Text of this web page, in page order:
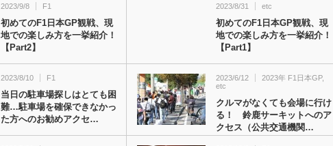
2023/9/8 F1
初めてのF1日本GP観戦、現
地での楽しみ方を一挙紹介！
【Part2】
2023/8/31 etc
初めてのF1日本GP観戦、現
地での楽しみ方を一挙紹介！
【Part1】
2023/8/10 F1
当日の駐車場探しはとても困
難…駐車場を確保できなかっ
た方へのお勧めアクセ…
2023/6/12 2023年 F1日本GP,
etc
クルマがなくても会場に行け
る！ 鈴鹿サーキットへのア
クセス（公共交通機関…